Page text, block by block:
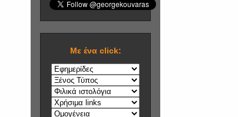
Mε ένα click: